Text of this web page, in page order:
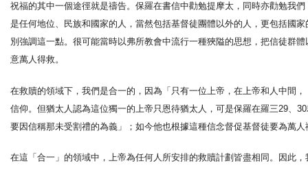
祝福的其中一個途徑就是禱告。保羅在書信中勸勉提摩太，同時亦勸勉我
是任何地位、民族和國家的人，當然包括基督徒團體以外的人，更包括國
別強調這一點。很可能當時以弗所教會中流行一種狹隘的思想，把信徒群
意萬人得救。
在救贖的領域下，我們是合一的，因為「只有一位上帝，在上帝和人中間
信仰。但猶太人認為這位獨一的上帝只恩待猶太人，可是保羅在羅三29、
要因信稱那未受割禮的為義」；如今他也根據這種信念督促基督徒要為萬
在這「合一」的領域中，上帝為任何人所安排的救贖計劃皆盡相同。因